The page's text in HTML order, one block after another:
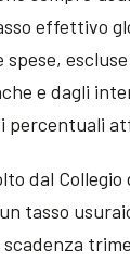
effettivo
e dagli
percentuali
dal
tasso